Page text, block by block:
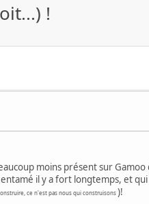
!
moins présent sur Gamoo
il y a fort longtemps, et
ce n'est pas nous qui construisons )!